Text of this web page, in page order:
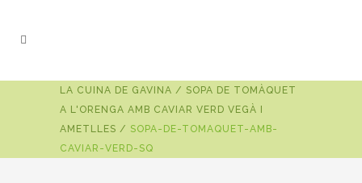
LA CUINA DE GAVINA / SOPA DE TOMÀQUET
A L'ORENGA AMB CAVIAR VERD VEGÀ I
AMETLLES / SOPA-DE-TOMAQUET-AMB-
CAVIAR-VERD-SQ